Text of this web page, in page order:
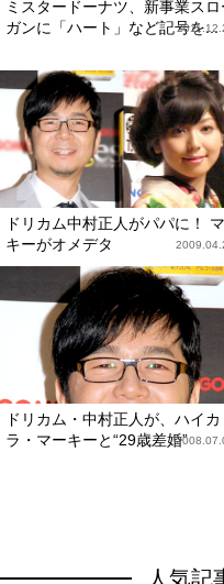
ミスタードーナツ、新事業スロ
ガンに「ハート」など記号を...
ドリカム中村正人がパパに！
キーがオメデタ
ドリカム・中村正人が、ハイカ
ラ・マーキーと“29歳差婚”
人気記